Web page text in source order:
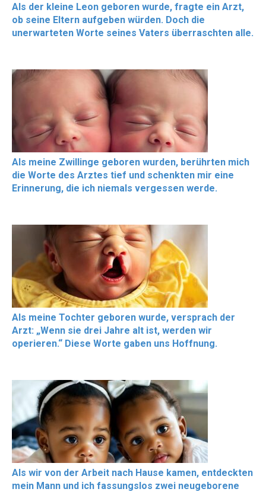
Als der kleine Leon geboren wurde, fragte ein Arzt,
ob seine Eltern aufgeben würden. Doch die
unerwarteten Worte seines Vaters überraschten alle.
Als meine Zwillinge geboren wurden, berührten mich
die Worte des Arztes tief und schenkten mir eine
Erinnerung, die ich niemals vergessen werde.
Als meine Tochter geboren wurde, versprach der
Arzt: „Wenn sie drei Jahre alt ist, werden wir
operieren.“ Diese Worte gaben uns Hoffnung.
Als wir von der Arbeit nach Hause kamen, entdeckten
mein Mann und ich fassungslos zwei neugeborene